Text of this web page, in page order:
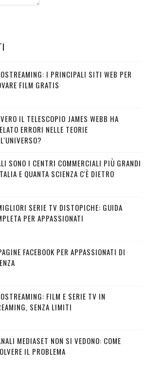
I PRINCIPALI SITI WEB PER
FILM GRATIS
IL TELESCOPIO JAMES WEBB HA
ERRORI NELLE TEORIE
SONO I CENTRI COMMERCIALI PIÙ GRANDI
E QUANTA SCIENZA C'È DIETRO
SERIE TV DISTOPICHE: GUIDA
PER APPASSIONATI
FACEBOOK PER APPASSIONATI DI
FILM E SERIE TV IN
SENZA LIMITI
MEDIASET NON SI VEDONO: COME
IL PROBLEMA